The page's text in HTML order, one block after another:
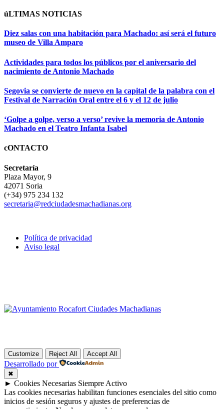
úLTIMAS NOTICIAS
Diez salas con una habitación para Machado: así será el futuro
museo de Villa Amparo
Actividades para todos los públicos por el aniversario del
nacimiento de Antonio Machado
Segovia se convierte de nuevo en la capital de la palabra con el
Festival de Narración Oral entre el 6 y el 12 de julio
‘Golpe a golpe, verso a verso’ revive la memoria de Antonio
Machado en el Teatro Infanta Isabel
cONTACTO
Secretaría
Plaza Mayor, 9
42071 Soria
(+34) 975 234 132
secretaria@redciudadesmachadianas.org
Política de privacidad
Aviso legal
Customize Reject All Accept All
Desarrollado por
✖
► Cookies Necesarias Siempre Activo
Las cookies necesarias habilitan funciones esenciales del sitio como
inicios de sesión seguros y ajustes de preferencias de